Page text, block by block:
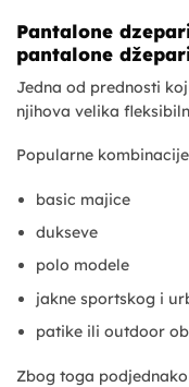
Pantalone
pantalone
Jedna od prednosti
njihova velika
Popularne
basic majice
dukseve
polo modele
jakne sportskog i
patike ili outdoor
Zbog toga